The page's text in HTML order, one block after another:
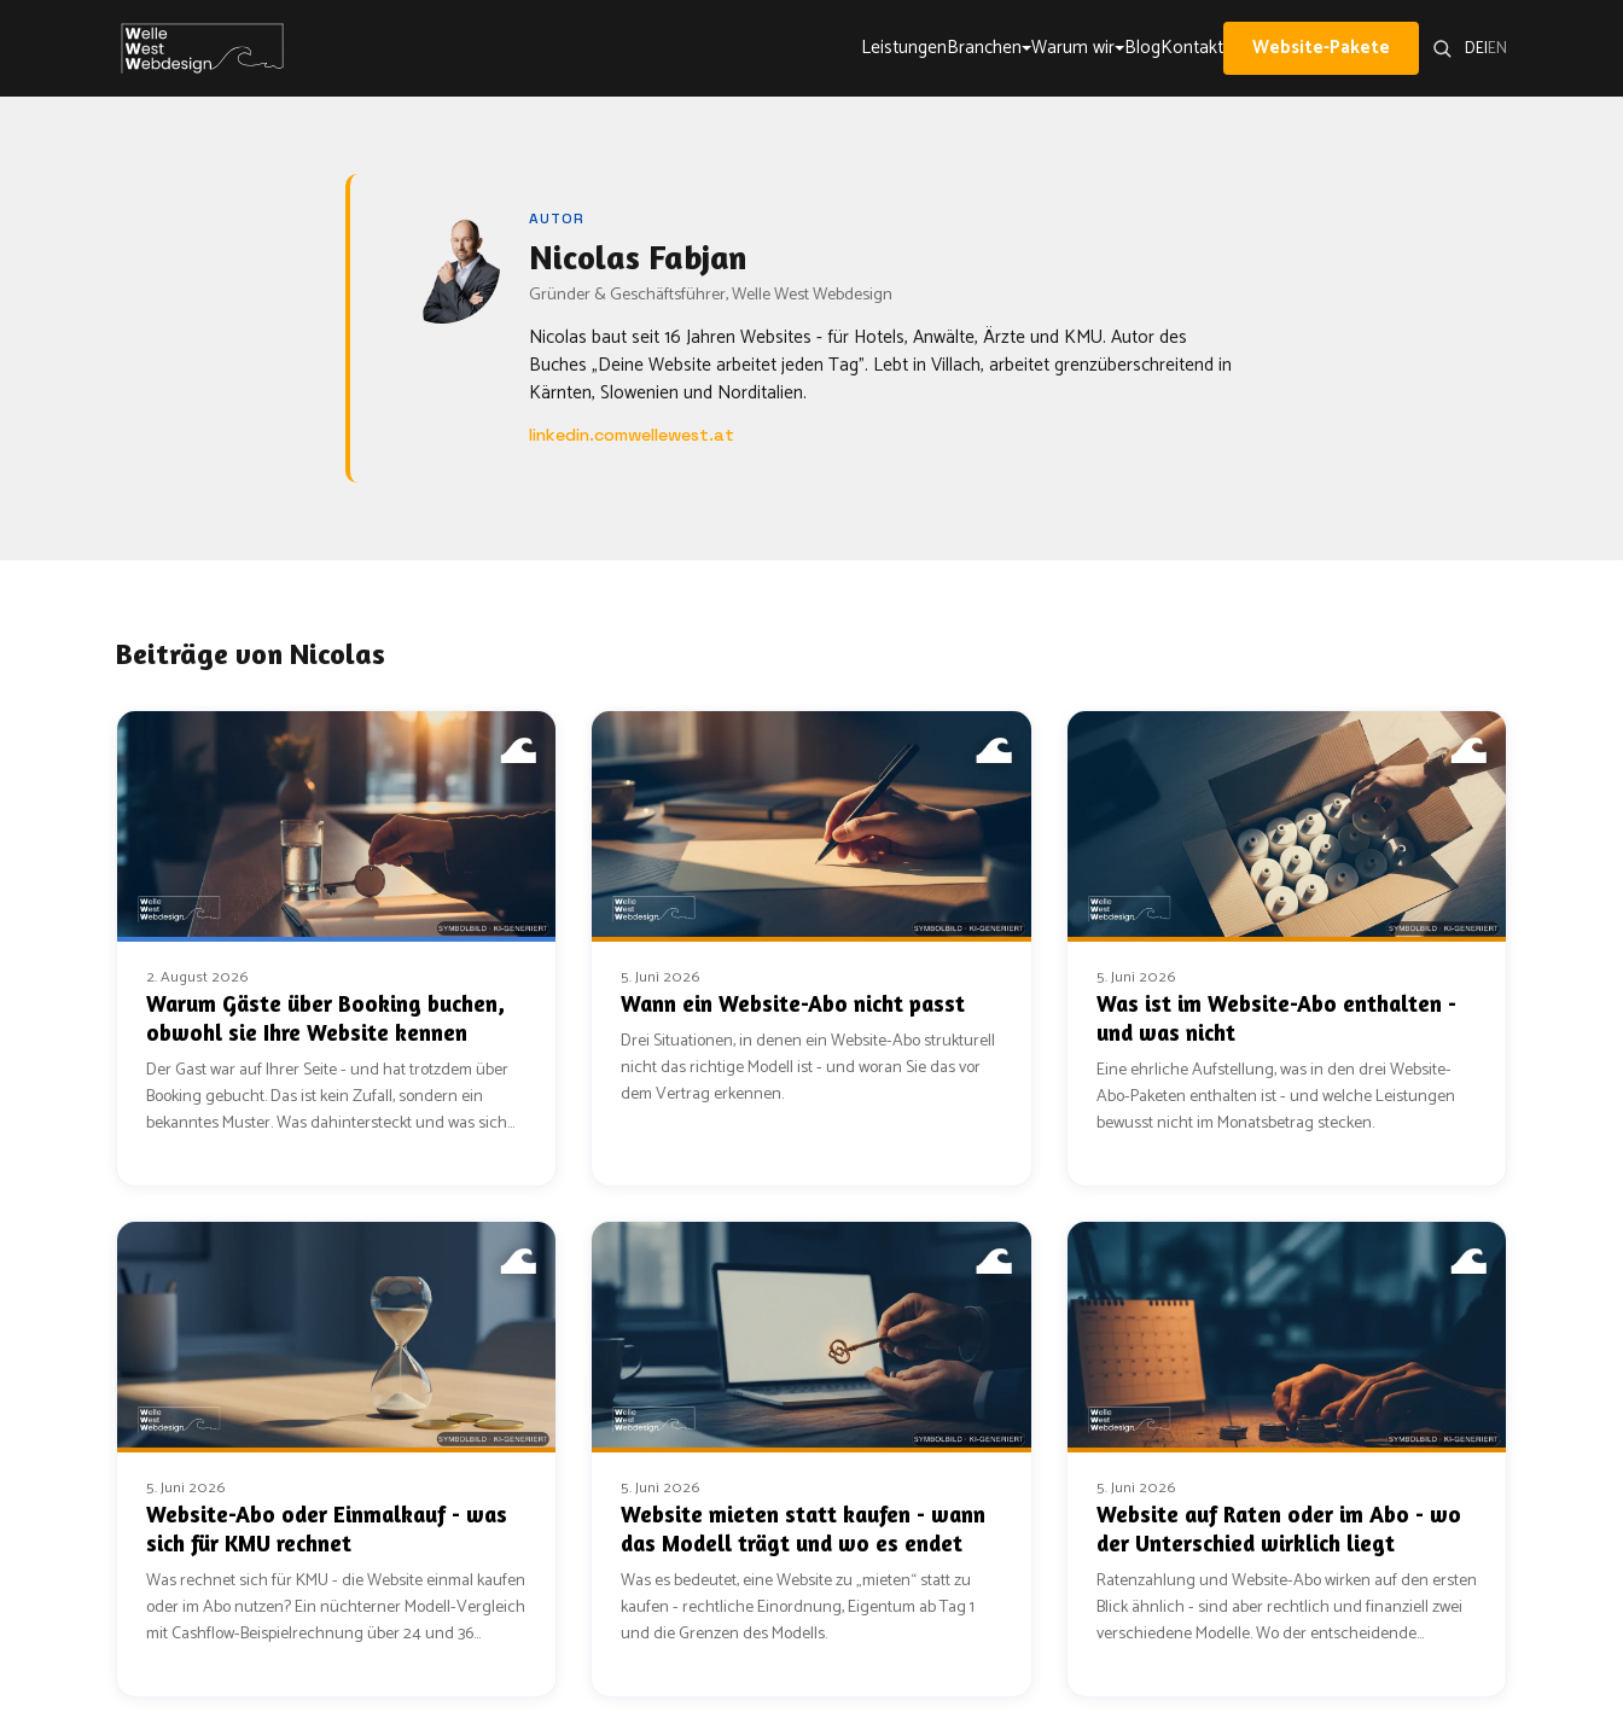
LeistungenBranchen Warum wir BlogKontakt Website-Pakete DE|EN
AUTOR
Nicolas Fabjan
Gründer & Geschäftsführer, Welle West Webdesign
Nicolas baut seit 16 Jahren Websites - für Hotels, Anwälte, Ärzte und KMU. Autor des
Buches „Deine Website arbeitet jeden Tag". Lebt in Villach, arbeitet grenzüberschreitend in
Kärnten, Slowenien und Norditalien.
linkedin.comwellewest.at
Beiträge von Nicolas
2. August 2026
Warum Gäste über Booking buchen,
obwohl sie Ihre Website kennen
Der Gast war auf Ihrer Seite - und hat trotzdem über
Booking gebucht. Das ist kein Zufall, sondern ein
bekanntes Muster. Was dahintersteckt und was sich
5. Juni 2026
Wann ein Website-Abo nicht passt
Drei Situationen, in denen ein Website-Abo strukturell
nicht das richtige Modell ist - und woran Sie das vor
dem Vertrag erkennen.
5. Juni 2026
Was ist im Website-Abo enthalten -
und was nicht
Eine ehrliche Aufstellung, was in den drei Website-
Abo-Paketen enthalten ist - und welche Leistungen
bewusst nicht im Monatsbetrag stecken.
5. Juni 2026
Website-Abo oder Einmalkauf - was
sich für KMU rechnet
Was rechnet sich für KMU - die Website einmal kaufen
oder im Abo nutzen? Ein nüchterner Modell-Vergleich
mit Cashflow-Beispielrechnung über 24 und 36
5. Juni 2026
Website mieten statt kaufen - wann
das Modell trägt und wo es endet
Was es bedeutet, eine Website zu „mieten“ statt zu
kaufen - rechtliche Einordnung, Eigentum ab Tag 1
und die Grenzen des Modells.
5. Juni 2026
Website auf Raten oder im Abo - wo
der Unterschied wirklich liegt
Ratenzahlung und Website-Abo wirken auf den ersten
Blick ähnlich - sind aber rechtlich und finanziell zwei
verschiedene Modelle. Wo der entscheidende